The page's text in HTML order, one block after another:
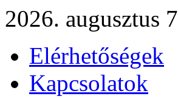
2026. augusztus
Elérhetőségek
Kapcsolatok